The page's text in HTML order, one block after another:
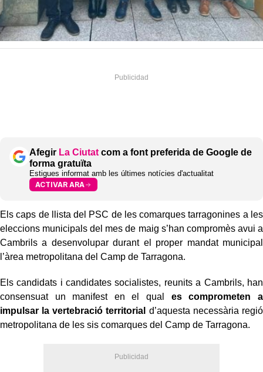
Afegir La Ciutatcom a font preferida de Google de
forma gratuïta
Estigues informat amb les últimes notícies d'actualitat
ACTIVAR ARA
Els caps de llista del PSC de les comarques tarragonines a les
eleccions municipals del mes de maig s’han compromès avui a
Cambrils a desenvolupar durant el proper mandat municipal
l’àrea metropolitana del Camp de Tarragona.
Els candidats i candidates socialistes, reunits a Cambrils, han
consensuat un manifest en el qual
es comprometen a
impulsar la vertebració territorial d’aquesta necessària regió
metropolitana de les sis comarques del Camp de Tarragona.